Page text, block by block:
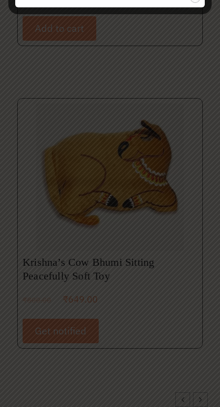
Add to cart
Krishna’s Cow Bhumi Sitting
Peacefully Soft Toy
₹800.00 ₹649.00
Get notified